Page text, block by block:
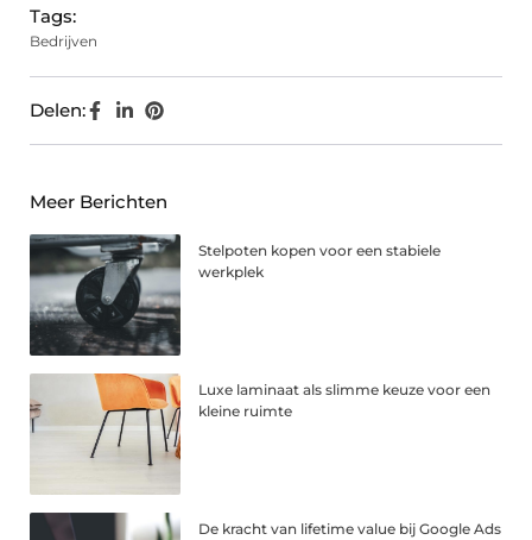
Tags:
Bedrijven
Delen:
Meer Berichten
Stelpoten kopen voor een stabiele
werkplek
Luxe laminaat als slimme keuze voor een
kleine ruimte
De kracht van lifetime value bij Google Ads